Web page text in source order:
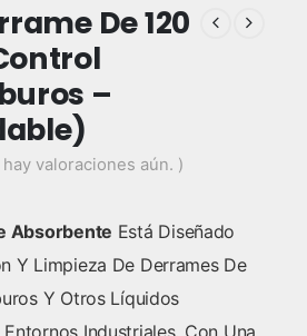
De 120
–
hay valoraciones aún. )
Absorbente Está Diseñado
Y Limpieza De Derrames De
Y Otros Líquidos